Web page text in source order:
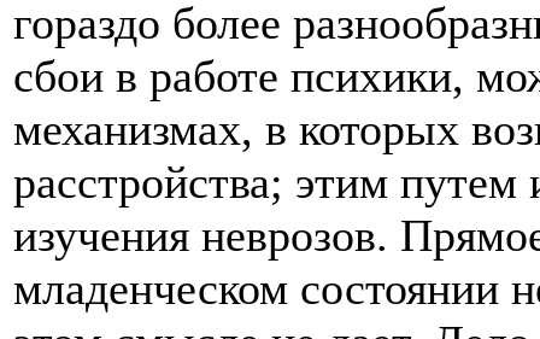
гораздо более
сбои в работе психики,
механизмах, в которых
расстройства; этим
изучения неврозов.
младенческом состоянии